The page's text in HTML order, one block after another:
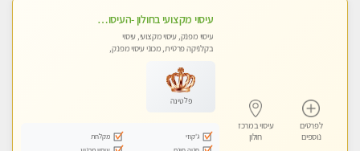
לפרטים
נוספים
עיסוי במרכז
חולון
עיסוי מקצועי בחולון -העיסוי הכי טוב בעיר אצלי רוצה לבוא ? תתקשר
עיסוי מפנק, עיסוי מקצועי, עיסוי
בקלניקה פרטית, מכוני עיסוי מפנק,
פלטינה
ג'קוזי
מקלחת